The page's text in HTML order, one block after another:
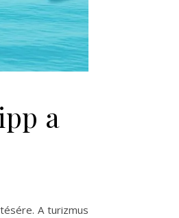
a
A turizmus